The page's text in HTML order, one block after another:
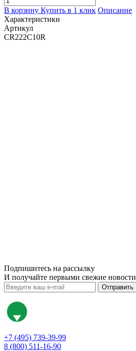
В корзину Купить в 1 клик Описание
Характеристики
Артикул
CR222C10R
Подпишитесь на рассылку
И получайте первыми свежие новости
Отправить
+7 (495) 739-39-99
8 (800) 511-16-90